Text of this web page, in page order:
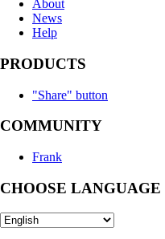
About
News
Help
PRODUCTS
"Share" button
COMMUNITY
Frank
CHOOSE LANGUAGE